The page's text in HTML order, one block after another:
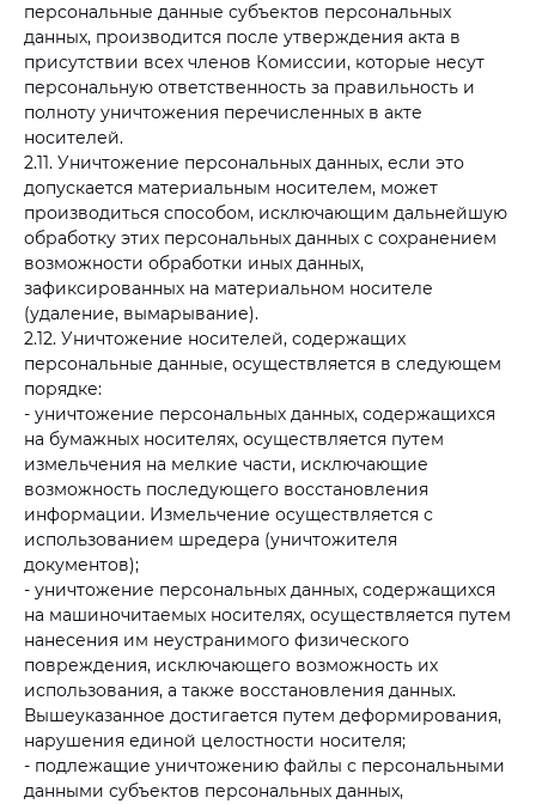
персональные данные субъектов персональных
данных, производится после утверждения акта в
присутствии всех членов Комиссии, которые несут
персональную ответственность за правильность и
полноту уничтожения перечисленных в акте
носителей.
2.11. Уничтожение персональных данных, если это
допускается материальным носителем, может
производиться способом, исключающим дальнейшую
обработку этих персональных данных с сохранением
возможности обработки иных данных,
зафиксированных на материальном носителе
(удаление, вымарывание).
2.12. Уничтожение носителей, содержащих
персональные данные, осуществляется в следующем
порядке:
- уничтожение персональных данных, содержащихся
на бумажных носителях, осуществляется путем
измельчения на мелкие части, исключающие
возможность последующего восстановления
информации. Измельчение осуществляется с
использованием шредера (уничтожителя
документов);
- уничтожение персональных данных, содержащихся
на машиночитаемых носителях, осуществляется путем
нанесения им неустранимого физического
повреждения, исключающего возможность их
использования, а также восстановления данных.
Вышеуказанное достигается путем деформирования,
нарушения единой целостности носителя;
- подлежащие уничтожению файлы с персональными
данными субъектов персональных данных,